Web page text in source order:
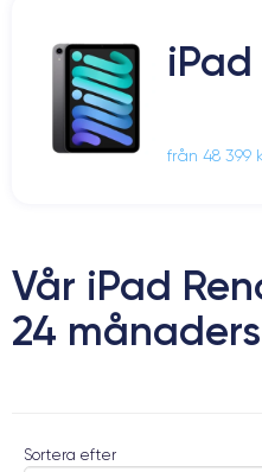
iPad
från 48 399
Vår iPad
24
Sortera efter